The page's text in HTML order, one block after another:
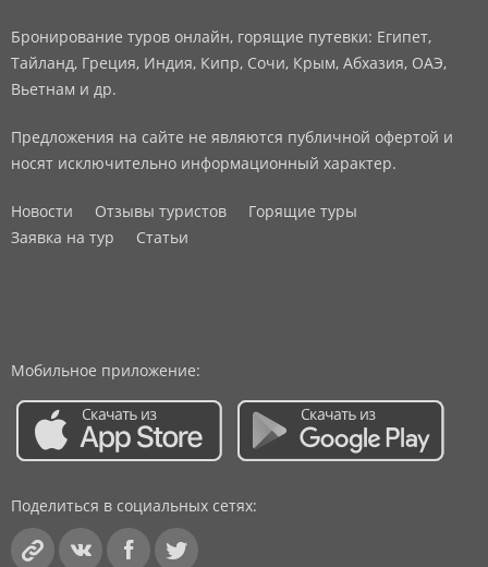
Бронирование туров онлайн, горящие путевки: Египет,
Тайланд, Греция, Индия, Кипр, Сочи, Крым, Абхазия, ОАЭ,
Вьетнам и др.
Предложения на сайте не являются публичной офертой и
носят исключительно информационный характер.
Новости Отзывы туристов
Горящие туры
Заявка на тур
Статьи
Мобильное приложение:
Поделиться в социальных сетях: